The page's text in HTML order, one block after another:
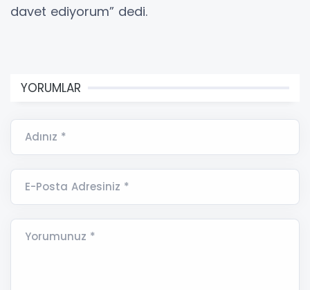
davet ediyorum” dedi.
YORUMLAR
Adınız *
E-Posta Adresiniz *
Yorumunuz *